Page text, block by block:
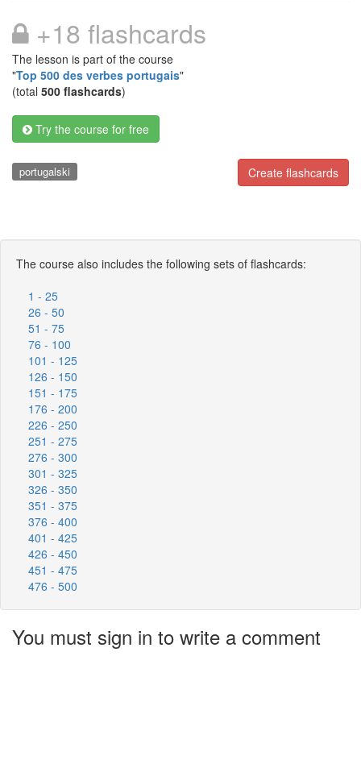
+18 flashcards
The lesson is part of the course
"Top 500 des verbes portugais"
(total 500 flashcards)
Try the course for free
Create flashcards
portugalski
The course also includes the following sets of flashcards:
1 - 25
26 - 50
51 - 75
76 - 100
101 - 125
126 - 150
151 - 175
176 - 200
226 - 250
251 - 275
276 - 300
301 - 325
326 - 350
351 - 375
376 - 400
401 - 425
426 - 450
451 - 475
476 - 500
You must sign in to write a comment